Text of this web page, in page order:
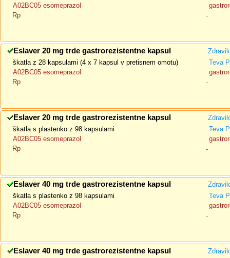
A02BC05 esomeprazol
Rp
-
Eslaver 20 mg trde gastrorezistentne kapsul
škatla z 28 kapsulami (4 x 7 kapsul v pretisnem omotu)
Teva
A02BC05 esomeprazol
Rp
-
Eslaver 20 mg trde gastrorezistentne kapsul
škatla s plastenko z 98 kapsulami
Teva
A02BC05 esomeprazol
Rp
-
Eslaver 40 mg trde gastrorezistentne kapsul
škatla s plastenko z 98 kapsulami
Teva
A02BC05 esomeprazol
Rp
-
Eslaver 40 mg trde gastrorezistentne kapsul